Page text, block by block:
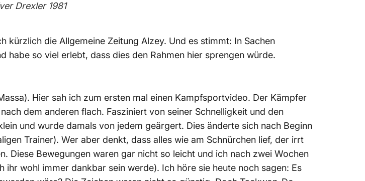
Drexler 1981
kürzlich die Allgemeine Zeitung Alzey. Und es stimmt: In Sachen
so viel erlebt, dass dies den Rahmen hier sprengen würde.
Hier sah ich zum ersten mal einen Kampfsportvideo. Der Kämpfer
dem anderen flach. Fasziniert von seiner Schnelligkeit und den
und wurde damals von jedem geärgert. Dies änderte sich nach Beginn
Trainer). Wer aber denkt, dass alles wie am Schnürchen lief, der irrt
Diese Bewegungen waren gar nicht so leicht und ich nach zwei Wochen
wohl immer dankbar sein werde). Ich höre sie heute noch sagen: Es